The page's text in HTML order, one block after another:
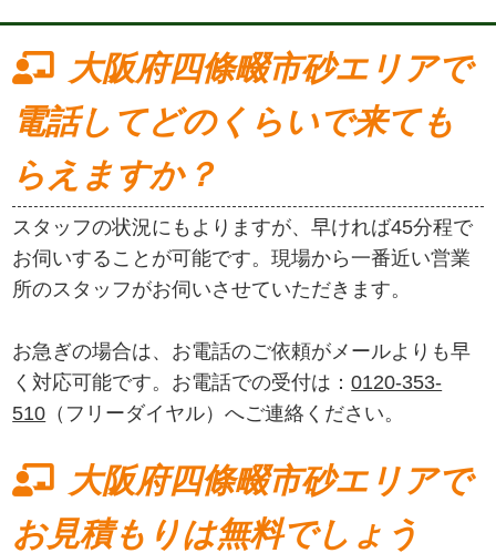
大阪府四條畷市砂エリアで
電話してどのくらいで来ても
らえますか？
スタッフの状況にもよりますが、早ければ45分程で
お伺いすることが可能です。現場から一番近い営業
所のスタッフがお伺いさせていただきます。
お急ぎの場合は、お電話のご依頼がメールよりも早
く対応可能です。お電話での受付は：0120-353-
510 （フリーダイヤル）へご連絡ください。
大阪府四條畷市砂エリアで
お見積もりは無料でしょう